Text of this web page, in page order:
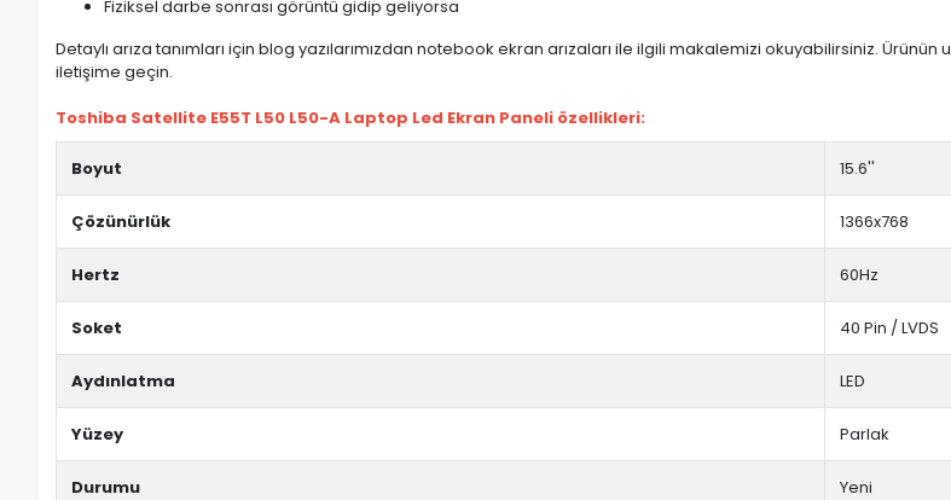
Fiziksel darbe sonrası görüntü gidip geliyorsa
Detaylı arıza tanımları için blog yazılarımızdan notebook ekran arızaları ile ilgili makalemizi okuyabilirsiniz.
iletişime geçin.
Toshiba Satellite E55T L50 L50-A Laptop Led Ekran Paneli özellikleri:
Boyut 15.6''
Çözünürlük 1366x768
Hertz 60Hz
Soket 40 Pin / LVDS
Aydınlatma LED
Yüzey Parlak
Durumu Yeni